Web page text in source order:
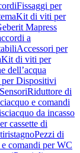
Fissaggi per
Kit di viti per
Mapress
a
Accessori per
Kit di viti per
dell’acqua
Dispositivi
SensoriRiduttore di
e comandi
da incasso
cassette di
Pezzi di
comandi per WC